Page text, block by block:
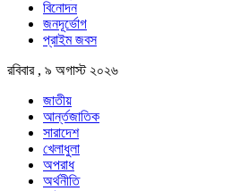
বিনোদন
জনদূর্ভোগ
প্রাইম জবস
রবিবার , ৯ অগাস্ট ২০২৬
জাতীয়
আর্ন্তজাতিক
সারাদেশ
খেলাধুলা
অপরাধ
অর্থনীতি